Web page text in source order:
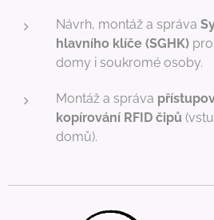
Návrh, montáž a správa
hlavního klíče (SGHK)
domy i soukromé osoby.
Montáž a správa
kopírování RFID čipů
domů).